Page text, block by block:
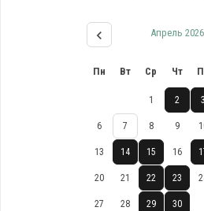
Апрель 2026
Пн Вт Ср Чт
1 2 3
6 7 8 9
13 14 15 16
20 21 22 23
27 28 29 30